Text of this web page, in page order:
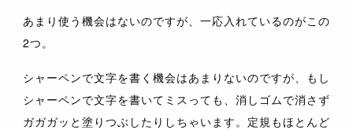
あまり使う機会はないのですが、一応入れているのがこの
2つ。
シャーペンで文字を書く機会はあまりないのですが、もし
シャーペンで文字を書いてミスっても、消しゴムで消さず
ガガガッと塗りつぶしたりしちゃいます。定規もほとんど